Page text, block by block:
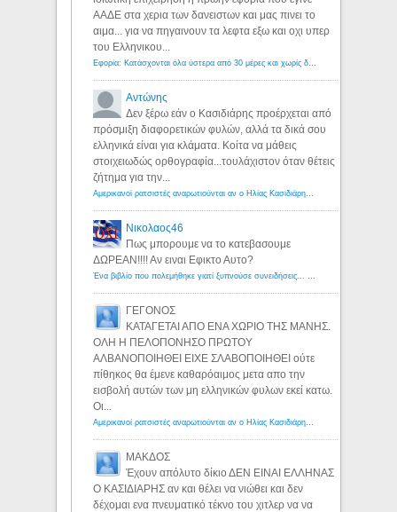
ΑΑΔΕ στα χερια των δανειστων και μας πινει το
αιμα... για να πηγαινουν τα λεφτα εξω και οχι υπερ
του Ελληνικου...
Αντώνης
Δεν ξέρω εάν ο Κασιδιάρης προέρχεται από
πρόσμιξη διαφορετικών φυλών, αλλά τα δικά σου
ελληνικά είναι για κλάματα. Κοίτα να μάθεις
στοιχειωδώς ορθογραφία...τουλάχιστον όταν θέτεις
ζήτημα για την...
Νικολαος46
Πως μπορουμε να το κατεβασουμε
ΔΩΡΕΑΝ!!!! Αν ειναι Εφικτο Αυτο?
ΓΕΓΟΝΟΣ
ΚΑΤΑΓΕΤΑΙ ΑΠΟ ΕΝΑ ΧΩΡΙΟ ΤΗΣ ΜΑΝΗΣ.
ΟΛΗ Η ΠΕΛΟΠΟΝΗΣΟ ΠΡΩΤΟΥ
ΑΛΒΑΝΟΠΟΙΗΘΕΙ ΕΙΧΕ ΣΛΑΒΟΠΟΙΗΘΕΙ ούτε
πίθηκος θα έμενε καθαρόαιμος μετα απο την
εισβολή αυτών των μη ελληνικών φυλων εκεί κατω.
Οι...
ΜΑΚΔΟΣ
Έχουν απόλυτο δίκιο ΔΕΝ ΕΙΝΑΙ ΕΛΛΗΝΑΣ
Ο ΚΑΣΙΔΙΑΡΗΣ αν και θέλει να νιώθει και δεν
δέχομαι ενα πνευματικό τέκνο του χιτλερ να να